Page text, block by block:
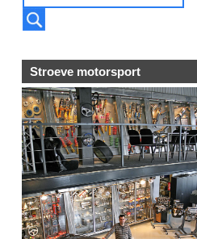
Stroeve motorsport